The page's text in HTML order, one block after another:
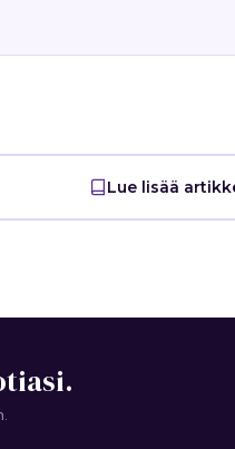
Lue lisää